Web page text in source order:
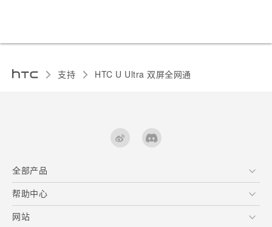
支持 HTC U Ultra 双屏全网通‎
全部产品
区块链智能手机
VIVE
帮助中心
在线客服
网站